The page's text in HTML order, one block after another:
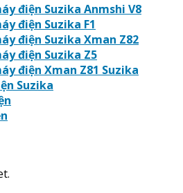
điện Suzika Anmshi V8
điện Suzika F1
điện Suzika Xman Z82
điện Suzika Z5
điện Xman Z81 Suzika
Suzika